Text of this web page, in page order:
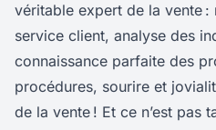
véritable expert de la vente :
service client, analyse des
connaissance parfaite des
procédures, sourire et
de la vente ! Et ce n’est pas